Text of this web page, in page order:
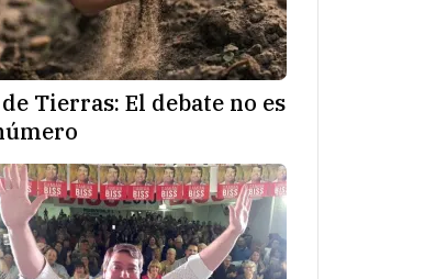
Tierras: El debate no es